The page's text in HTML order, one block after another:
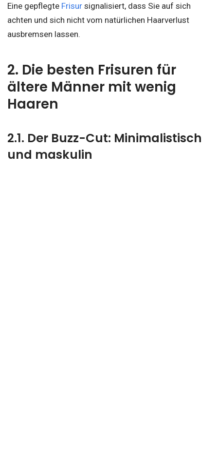
Eine gepflegte Frisur signalisiert, dass Sie auf sich
achten und sich nicht vom natürlichen Haarverlust
ausbremsen lassen.
2. Die besten Frisuren für
ältere Männer mit wenig
Haaren
2.1. Der Buzz-Cut: Minimalistisch
und maskulin